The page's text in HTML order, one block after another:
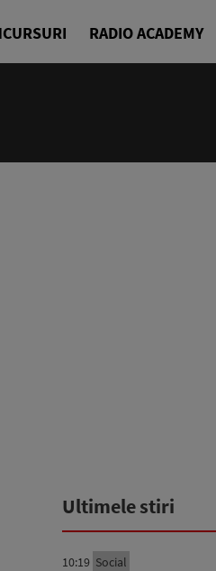
RADIO ACADEMY
Ultimele stiri
10:19 Social